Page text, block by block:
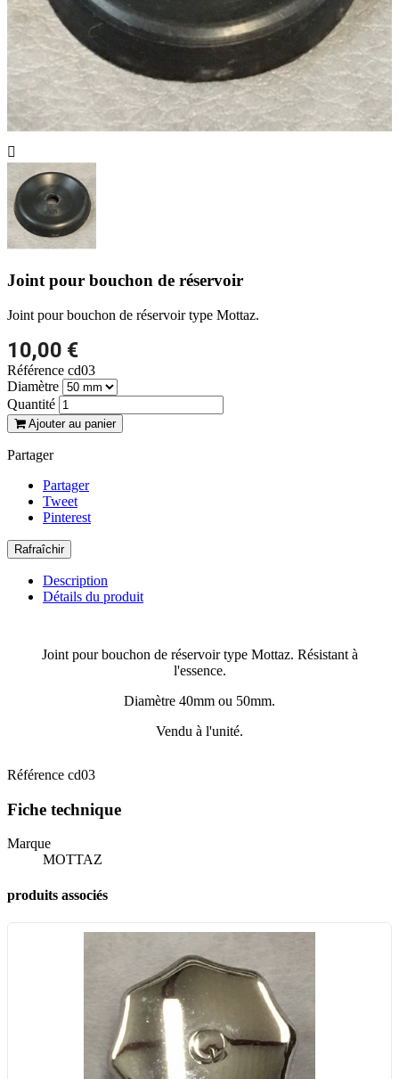

Joint pour bouchon de réservoir
Joint pour bouchon de réservoir type Mottaz.
10,00 €
Référence cd03
Diamètre
Quantité
Ajouter au panier
Partager
Partager
Tweet
Pinterest
Description
Détails du produit
Joint pour bouchon de réservoir type Mottaz. Résistant à
l'essence.
Diamètre 40mm ou 50mm.
Vendu à l'unité.
Référence cd03
Fiche technique
Marque
MOTTAZ
produits associés